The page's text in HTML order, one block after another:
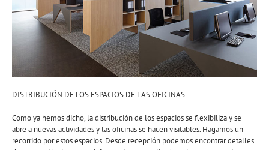
DISTRIBUCIÓN DE LOS ESPACIOS DE LAS OFICINAS
Como ya hemos dicho, la distribución de los espacios se flexibiliza y se
abre a nuevas actividades y las oficinas se hacen visitables. Hagamos un
recorrido por estos espacios. Desde recepción podemos encontrar detalles